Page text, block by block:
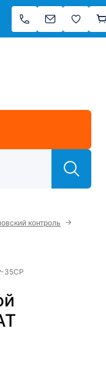
контроль →
35СР